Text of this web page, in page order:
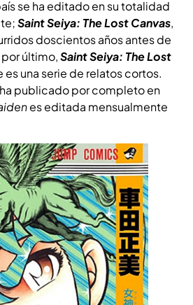
se ha editado en su totalidad
Saint Seiya: The Lost Canvas,
doscientos años antes de
último,Saint Seiya: The Lost
es una serie de relatos cortos.
publicado por completo en
es editada mensualmente